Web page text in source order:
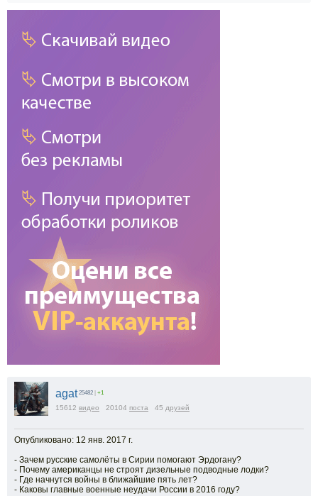
agat 25482 +1
15612 видео 20104 поста 45 друзей
Опубликовано: 12 янв. 2017 г.
- Зачем русские самолёты в Сирии помогают Эрдогану?
- Почему американцы не строят дизельные подводные лодки?
- Где начнутся войны в ближайшие пять лет?
- Каковы главные военные неудачи России в 2016 году?